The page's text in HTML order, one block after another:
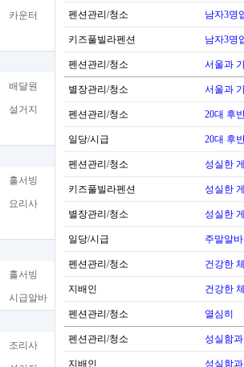
카운터
배달원
설거지
홀서빙
요리사
홀서빙
시급알바
조리사
펜션관리/청소 남자3명
키즈풀빌라펜션 남자3명
펜션관리/청소 서울과
별장관리/청소 서울과
펜션관리/청소 20대 후
일당/시급 20대 후
펜션관리/청소 성실한
키즈풀빌라펜션 성실한
별장관리/청소 성실한
일당/시급 주말알바
펜션관리/청소 건강한
지배인 건강한
펜션관리/청소 열심히
펜션관리/청소 성실함
지배인 성실함